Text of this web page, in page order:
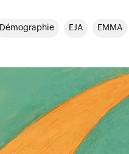
Démographie EJA EMMA